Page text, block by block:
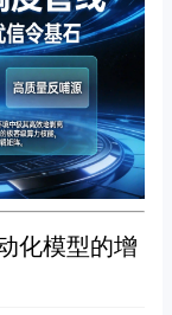
化模型的增